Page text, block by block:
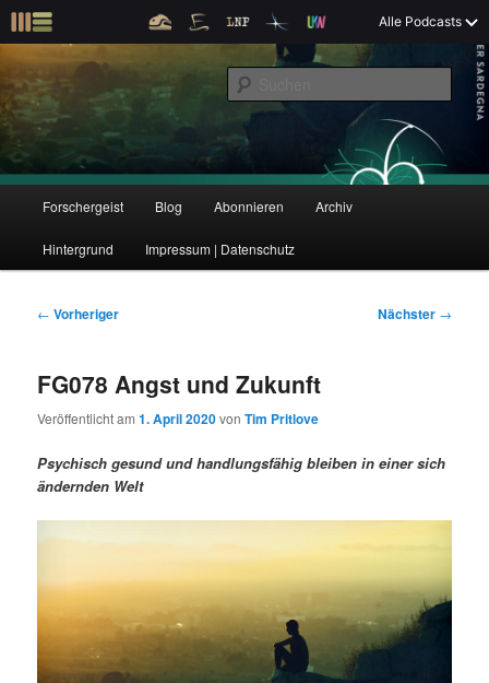
m
p
r
i
ä
Alle Podcasts
Forschergeist
Der Interview-Podcast zu Bildung und Forschung
u
e
p
Z
u
r
m
ä
r
n
Z
u
e
u
n
d
r
Forschergeist Blog Abonnieren Archiv
Hintergrund Impressum | Datenschutz
B
t
a
s
n
a
v
g
a
t
i
o
← Vorheriger Nächster →
FG078 Angst und Zukunft
Veröffentlicht am1. April 2020vonTim Pritlove
Psychisch gesund und handlungsfähig bleiben in einer sich
ändernden Welt